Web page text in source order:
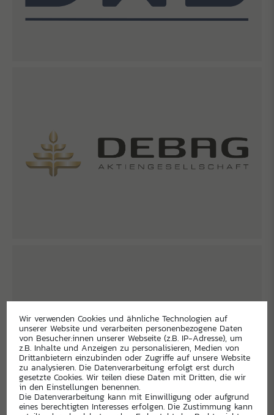
Wir verwenden Cookies und ähnliche Technologien auf
unserer Website und verarbeiten personenbezogene Daten
von Besucher:innen unserer Webseite (z.B. IP-Adresse), um
z.B. Inhalte und Anzeigen zu personalisieren, Medien von
Drittanbietern einzubinden oder Zugriffe auf unsere Website
zu analysieren. Die Datenverarbeitung erfolgt erst durch
gesetzte Cookies. Wir teilen diese Daten mit Dritten, die wir
in den Einstellungen benennen.
Die Datenverarbeitung kann mit Einwilligung oder aufgrund
eines berechtigten Interesses erfolgen. Die Zustimmung kann